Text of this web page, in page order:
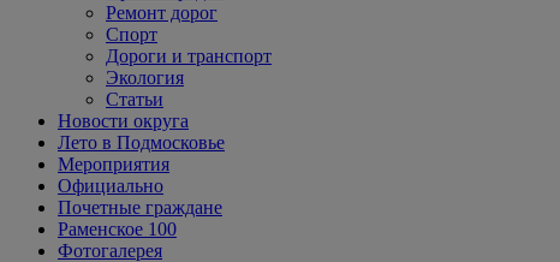
Ремонт дорог
Спорт
Дороги и транспорт
Экология
Статьи
Новости округа
Лето в Подмосковье
Мероприятия
Официально
Почетные граждане
Раменское 100
Фотогалерея